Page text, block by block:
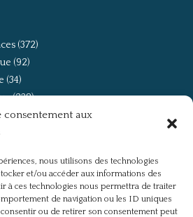
consentement aux
nous utilisons des technologies
et/ou accéder aux informations des
à ces technologies nous permettra de traiter
de navigation ou les ID uniques
ou de retirer son consentement peut
(372)
(92)
(34)
(238)
et la Déportation
médias(750)